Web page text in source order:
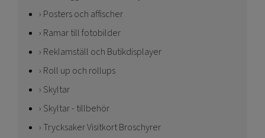
Posters och affischer
Ramar till fotobilder
Reklamställ och Butikdisplayer
Roll up och rollups
Skyltar
Skyltar - tillbehör
Trycksaker Visitkort Broschyrer